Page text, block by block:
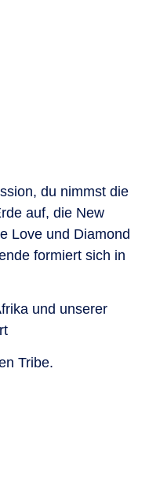
du nimmst die
auf, die New
Love und Diamond
formiert sich in
und unserer
Tribe.